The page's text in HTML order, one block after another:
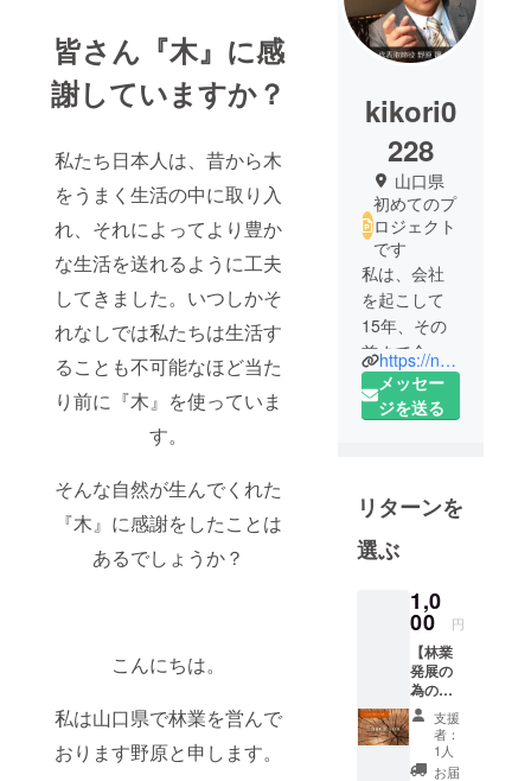
皆さん『木』に感
謝していますか？
私たち日本人は、昔から木
をうまく生活の中に取り入
れ、それによってより豊か
な生活を送れるように工夫
してきました。いつしかそ
れなしでは私たちは生活す
ることも不可能なほど当た
り前に『木』を使っていま
す。
そんな自然が生んでくれた
『木』に感謝をしたことは
あるでしょうか？
こんにちは。
私は山口県で林業を営んで
おります野原と申します。
kikori0
228
山口県
初めてのプ
ロジェクト
です
私は、会社
を起こして
15年、その
前まで合わ
せると25年
以上森と暮
「木」はこ
れまでどれ
だけ私たち
れたでしょ
まさに今、
逆に「木」
に感謝をし
ませんか！
その場を提
https://noharakogyo.net/about.html
メッセー
ジを送る
リターンを
選ぶ
1,0
00 円
【林業
発展の
為のお
気持ち
支援
コー
ス】
支援
者：
1人
お届